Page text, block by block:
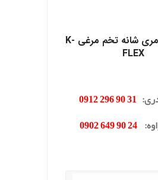
شانه تخم مرغی K-
FLEX
:
31 90 296 0912
:
24 90 649 0902